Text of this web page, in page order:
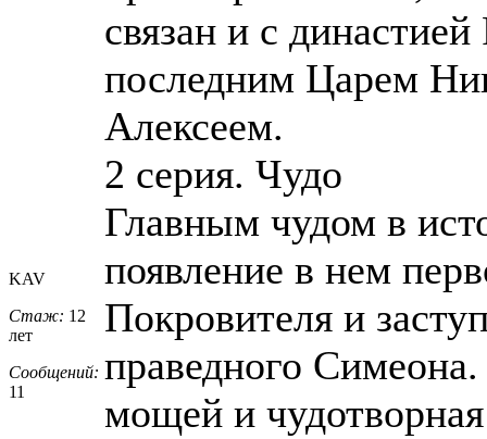
KAV
Стаж: 12
лет
Сообщений:
11
связан и с
последним Царем
Алексеем.
2 серия. Чудо
Главным чудом в
появление в нем
Покровителя и
праведного Симеона.
мощей и